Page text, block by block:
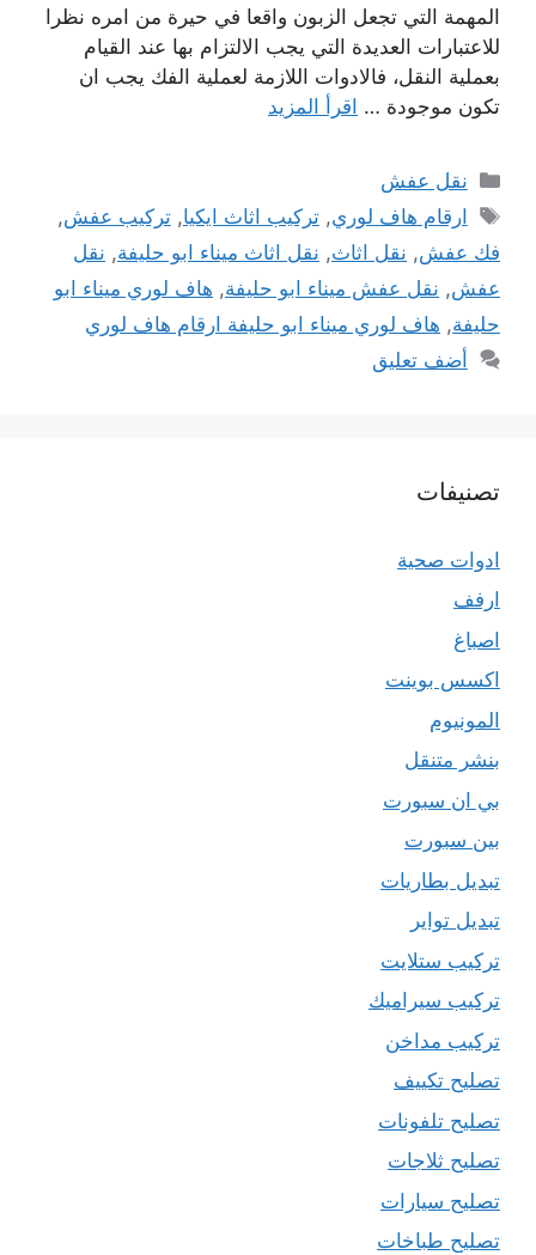
المهمة التي تجعل الزبون واقعا في حيرة من امره نظرا
للاعتبارات العديدة التي يجب الالتزام بها عند القيام
بعملية النقل، فالادوات اللازمة لعملية الفك يجب ان
تكون موجودة … اقرأ المزيد
التصنيفات
نقل عفش
الوسوم
ارقام هاف لوري,تركيب اثاث ايكيا,تركيب عفش,
فك عفش, نقل اثاث, نقل اثاث ميناء ابو حليفة, نقل
عفش, نقل عفش ميناء ابو حليفة, هاف لوري ميناء ابو
حليفة, هاف لوري ميناء ابو حليفة ارقام هاف لوري
أضف تعليق
تصنيفات
ادوات صحية
ارفف
اصباغ
اكسس بوينت
المونيوم
بنشر متنقل
بي ان سبورت
بين سبورت
تبديل بطاريات
تبديل تواير
تركيب ستلايت
تركيب سيراميك
تركيب مداخن
تصليح تكييف
تصليح تلفونات
تصليح ثلاجات
تصليح سيارات
تصليح طباخات